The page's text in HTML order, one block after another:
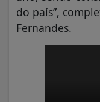
do país”,
Fernandes.